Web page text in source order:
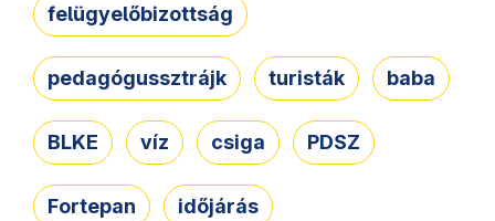
felügyelőbizottság
pedagógussztrájk turisták baba
BLKE víz csiga PDSZ
Fortepan időjárás